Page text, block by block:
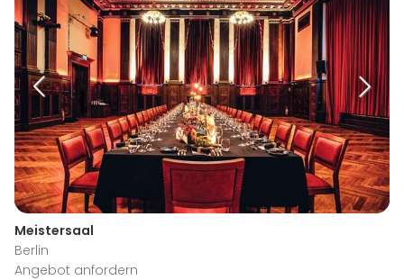
Meistersaal
Berlin
Angebot anfordern